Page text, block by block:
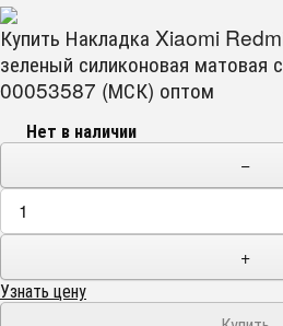
Купить Накладка Xiaomi
зеленый силиконовая
00053587 (МСК) оптом
Нет в наличии
−
+
Узнать цену